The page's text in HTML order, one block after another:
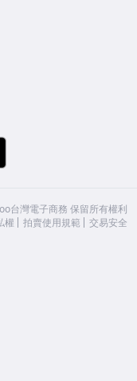
台灣電子商務 保留所有權利
權 拍賣使用規範 交易安全